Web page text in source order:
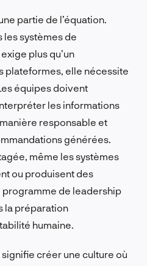
partie de l’équation.
les systèmes de
plus qu’un
plateformes, elle nécessite
équipes doivent
les informations
responsable et
générées.
même les systèmes
ou produisent des
programme de leadership
la préparation
humaine.
créer une culture où